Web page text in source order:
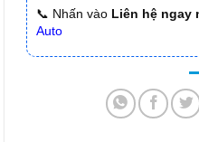
📞 Nhấn vào Liên hệ ngay
Auto